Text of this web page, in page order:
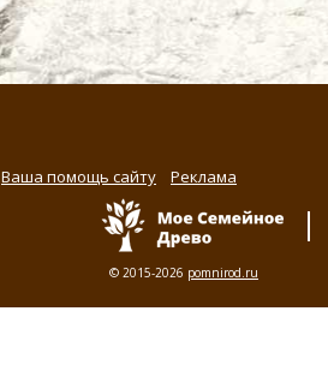
Ваша помощь сайту Реклама
© 2015-2026 pomnirod.ru